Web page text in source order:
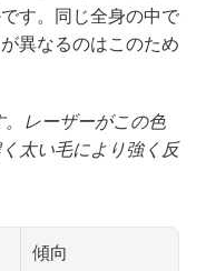
す。同じ全身の中で
異なるのはこのため
レーザーがこの色
太い毛により強く反
傾向